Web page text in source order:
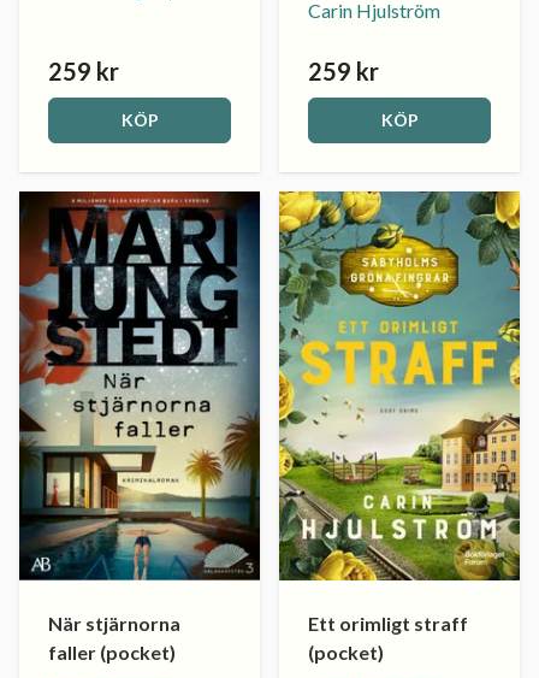
259 kr
KÖP
Carin Hjulström
259 kr
KÖP
När stjärnorna
faller (pocket)
Ett orimligt straff
(pocket)